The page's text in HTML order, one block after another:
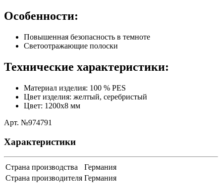
Особенности:
Повышенная безопасность в темноте
Светоотражающие полоски
Технические характеристики:
Материал изделия: 100 % PES
Цвет изделия: желтый, серебристый
Цвет: 1200x8 мм
Aрт. №974791
Характеристики
Страна производства
Германия
Страна производителя Германия